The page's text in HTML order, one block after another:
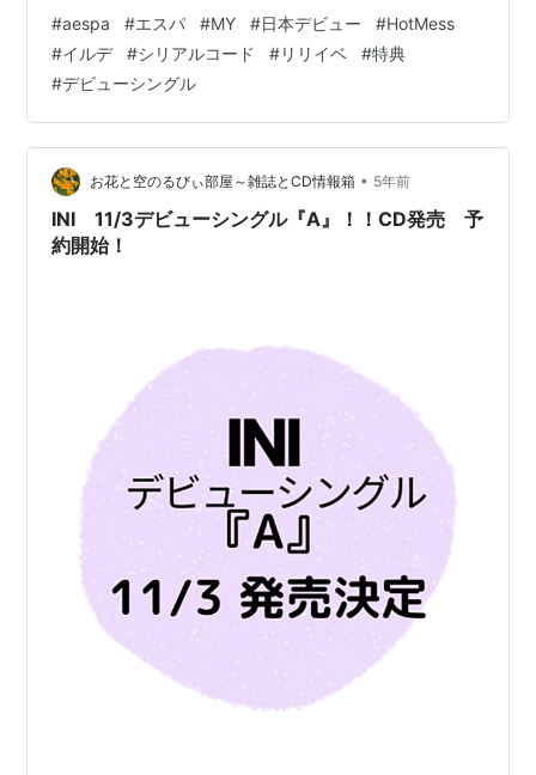
TikTokより容量が小さく、データ通信量も少ないため、
スマホの容量が少ない方やデータ通信料を節約したい方
にオススメのアプリです。 アプリ比較 TikTok Lite
TikTok 容量 小さい 大きい データ通信量…
#aespa #エスパ #MY #日本デビュー #HotMess
#イルデ #シリアルコード #リリイベ #特典
#デビューシングル
お花と空のるびぃ部屋～雑誌とCD情報箱 • 5年前
INI 11/3デビューシングル『A』！！CD発売 予
約開始！